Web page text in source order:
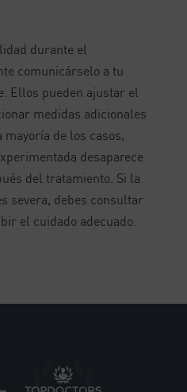
durante el
comunicárselo a tu
Ellos pueden ajustar el
medidas adicionales
de los casos,
desaparece
del tratamiento. Si la
severa, debes consultar
el cuidado adecuado.